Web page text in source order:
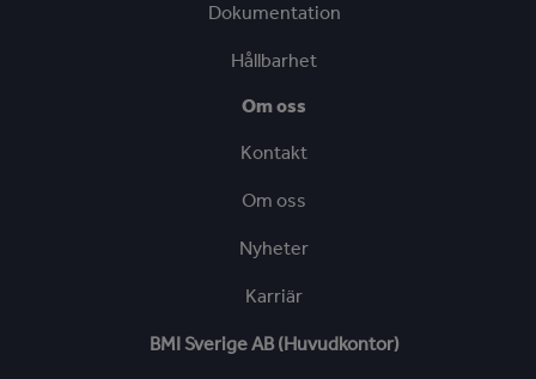
Dokumentation
Hållbarhet
Om oss
Kontakt
Om oss
Nyheter
Karriär
BMI Sverige AB (Huvudkontor)